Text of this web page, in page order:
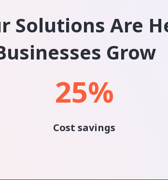
Solutions Are
Grow
25%
Cost savings